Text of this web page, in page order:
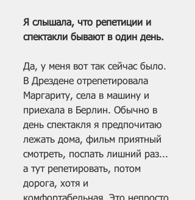
Я слышала, что репетиции и
спектакли бывают в один день.
Да, у меня вот так сейчас было.
В Дрездене отрепетировала
Маргариту, села в машину и
приехала в Берлин. Обычно в
день спектакля я предпочитаю
лежать дома, фильм приятный
смотреть, поспать лишний раз...
а тут репетировать, потом
дорога, хотя и